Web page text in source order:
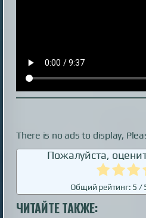
There is no ads to display,
Пожалуйста,
Общий рейтинг: 5 /
ЧИТАЙТЕ ТАКЖЕ: